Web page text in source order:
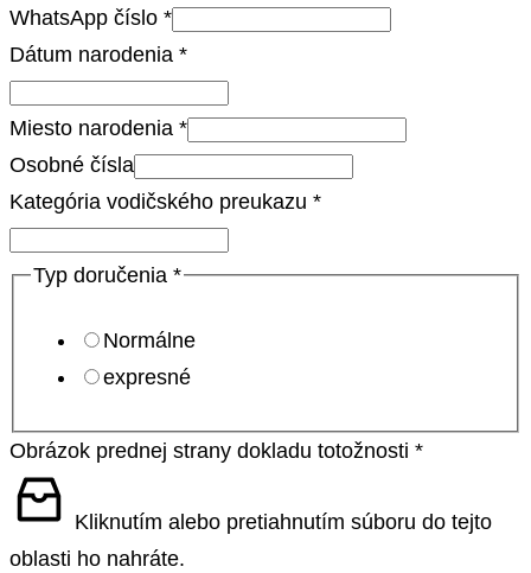
WhatsApp číslo *
Dátum narodenia *
Miesto narodenia *
Osobné čísla
Kategória vodičského preukazu *
Typ doručenia *
Normálne
expresné
Obrázok prednej strany dokladu totožnosti *
Kliknutím alebo pretiahnutím súboru do tejto
oblasti ho nahráte.